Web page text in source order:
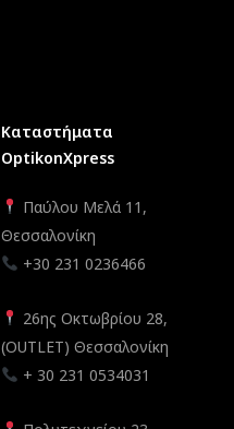
Καταστήματα
OptikonXpress
Παύλου Μελά 11,
Θεσσαλονίκη
+30 231 0236466
26ης Οκτωβρίου 28,
(OUTLET) Θεσσαλονίκη
+ 30 231 0534031